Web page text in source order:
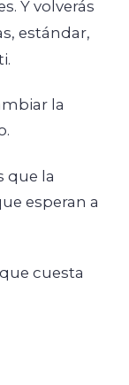
Y volverás
estándar,
la
que la
esperan a
cuesta